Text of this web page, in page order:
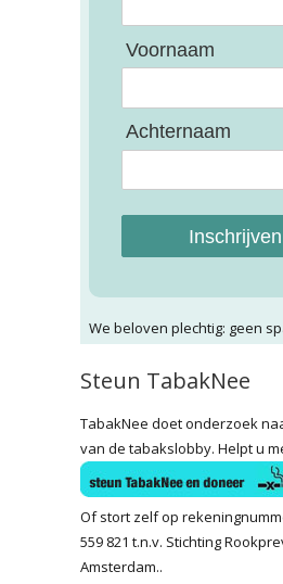
Voornaam
Achternaam
Inschrijven
We beloven plechtig: geen
Steun TabakNee
TabakNee doet onderzoek
van de tabakslobby. Helpt u
Of stort zelf op
559 821 t.n.v. Stichting
Amsterdam..